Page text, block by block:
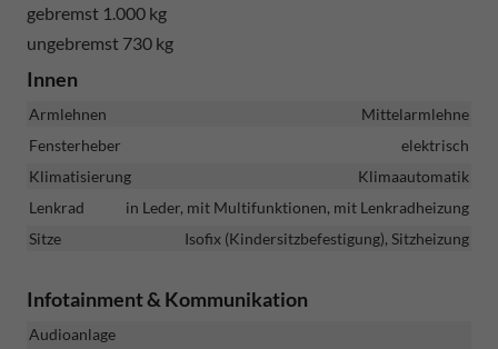
gebremst 1.000 kg
ungebremst 730 kg
Innen
Armlehnen
Mittelarmlehne
Fensterheber
elektrisch
Klimatisierung
Klimaautomatik
Lenkrad
in Leder, mit Multifunktionen, mit Lenkradheizung
Sitze
Isofix (Kindersitzbefestigung), Sitzheizung
Infotainment & Kommunikation
Audioanlage